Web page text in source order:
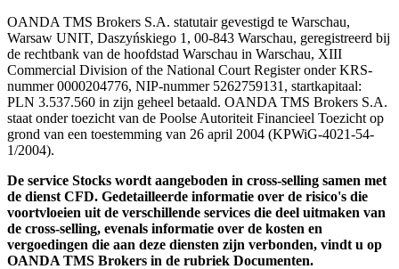
OANDA TMS Brokers S.A. statutair gevestigd te Warschau,
Warsaw UNIT, Daszyńskiego 1, 00-843 Warschau, geregistreerd bij
de rechtbank van de hoofdstad Warschau in Warschau, XIII
Commercial Division of the National Court Register onder KRS-
nummer 0000204776, NIP-nummer 5262759131, startkapitaal:
PLN 3.537.560 in zijn geheel betaald. OANDA TMS Brokers S.A.
staat onder toezicht van de Poolse Autoriteit Financieel Toezicht op
grond van een toestemming van 26 april 2004 (KPWiG-4021-54-
1/2004).
De service Stocks wordt aangeboden in cross-selling samen met
de dienst CFD. Gedetailleerde informatie over de risico's die
voortvloeien uit de verschillende services die deel uitmaken van
de cross-selling, evenals informatie over de kosten en
vergoedingen die aan deze diensten zijn verbonden, vindt u op
OANDA TMS Brokers in de rubriek Documenten.